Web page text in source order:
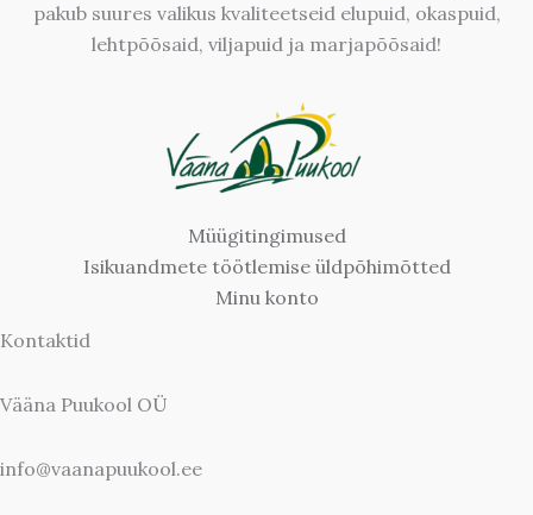
pakub suures valikus kvaliteetseid elupuid, okaspuid,
lehtpõõsaid, viljapuid ja marjapõõsaid!
Müügitingimused
Isikuandmete töötlemise üldpõhimõtted
Minu konto
Kontaktid
Vääna Puukool OÜ
info@vaanapuukool.ee